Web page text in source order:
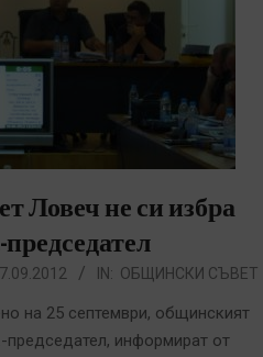
Ловеч не си избра
IN: ОБЩИНСКИ СЪВЕТ
на 25 септември, общинският
председател, информират от